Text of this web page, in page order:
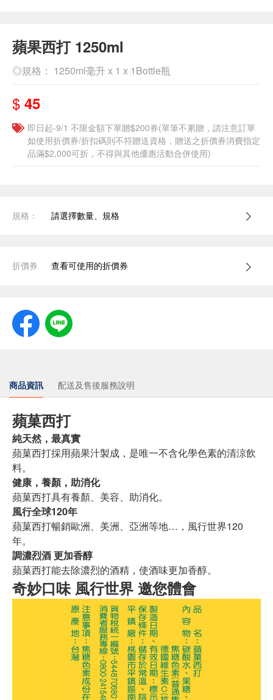
蘋果西打 1250ml
◎規格： 1250ml毫升 x 1 x 1Bottle瓶
$ 45
即日起-9/1 不限金額下單贈$200券(單筆不累贈，請注意訂單
如使用折價券/折扣碼則不符贈送資格，贈送之折價券消費指定
品滿$2,000可折，不得與其他優惠活動合併使用)
規格： 請選擇數量、規格
折價券 查看可使用的折價券
商品資訊 配送及售後服務說明
蘋菓西打
純天然，最真實
蘋菓西打採用蘋果汁製成，是唯一不含化學色素的清涼飲
料。
健康，養顏，助消化
蘋菓西打具有養顏、美容、助消化。
風行全球120年
蘋菓西打暢銷歐洲、美洲、亞洲等地…，風行世界120
年。
調濃烈酒 更加香醇
蘋菓西打能去除濃烈的酒精，使酒味更加香醇。
奇妙口味 風行世界 邀您體會